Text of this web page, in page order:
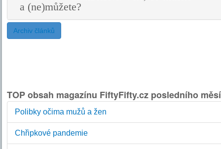
a (ne)můžete?
Archiv článků
TOP obsah magazínu FiftyFifty.cz posledního
Polibky očima mužů a žen
Chřipkové pandemie